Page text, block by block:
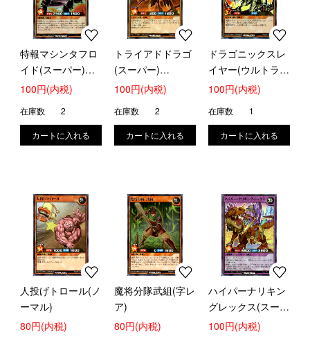
特報マシンタフロ
イド(スーパー)
(RD/KP03-JP032)
100円(内税)
在庫数 2
トライアドドラゴ
(スーパー)
(RD/P003-JP002)
100円(内税)
在庫数 2
ドラゴニックスレ
イヤー(ウルトラ)
(RD/KP01-JP026)
100円(内税)
在庫数 1
人投げトロール(ノ
ーマル)
80円(内税)
魔将分隊武組(字レ
ア)
80円(内税)
ハイパーナリキン
グレックス(スーパ
ー)(RD/EXT1-
100円(内税)